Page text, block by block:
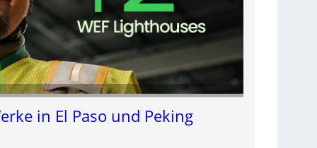
in El Paso und Peking